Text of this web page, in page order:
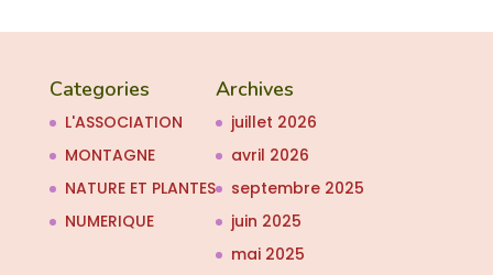
Categories
L'ASSOCIATION
MONTAGNE
NATURE ET PLANTES
NUMERIQUE
Archives
juillet 2026
avril 2026
septembre 2025
juin 2025
mai 2025